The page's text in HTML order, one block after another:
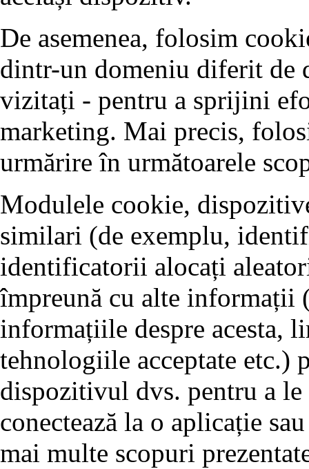
De asemenea, folosim
dintr-un domeniu diferit de
vizitați - pentru a sprijini
marketing. Mai precis,
urmărire în următoarele
Modulele cookie,
similari (de exemplu,
identificatorii alocați
împreună cu alte informații
informațiile despre acesta,
tehnologiile acceptate etc.)
dispozitivul dvs. pentru a le
conectează la o aplicație
mai multe scopuri